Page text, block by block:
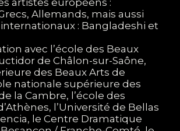
artistes européens :
Allemands, mais aussi
: Bangladeshi et
avec l’école des Beaux
de Châlon-sur-Saône,
des Beaux Arts de
nationale supérieure des
la Cambre, l’école des
l’Université de Bellas
le Centre Dramatique